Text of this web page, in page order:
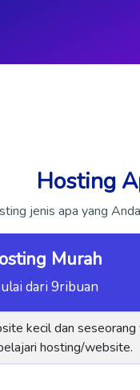
Hosting
jenis apa yang
Murah
dari 9ribuan
kecil dan seseorang
hosting/website.